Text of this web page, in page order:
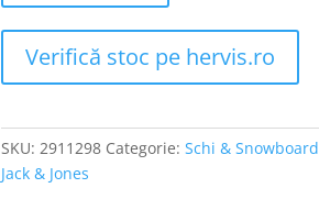
Verifică stoc pe hervis.ro
SKU:2911298 Categorie:Schi & Snowboard
Jack & Jones